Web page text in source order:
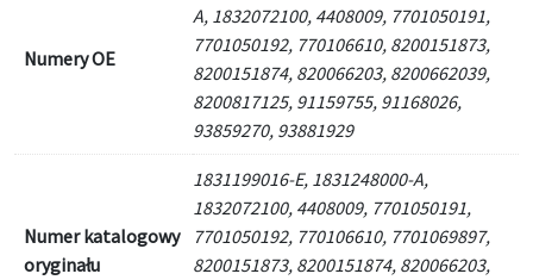
Numery OE
A, 1832072100, 4408009, 7701050191,
7701050192, 770106610, 8200151873,
8200151874, 820066203, 8200662039,
8200817125, 91159755, 91168026,
93859270, 93881929
Numer katalogowy
oryginału
1831199016-E, 1831248000-A,
1832072100, 4408009, 7701050191,
7701050192, 770106610, 7701069897,
8200151873, 8200151874, 820066203,